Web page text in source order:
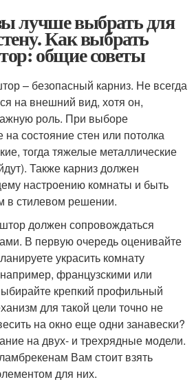
лучше выбрать для
Как выбрать
общие советы
– безопасный карниз. Не всегда
на внешний вид, хотя он,
роль. При выборе
состояние стен или потолка
тогда тяжелые металлические
Также карниз должен
настроению комнаты и быть
в стилевом решении.
должен сопровождаться
В первую очередь оценивайте
украсить комнату
французскими или
крепкий профильный
для такой цели точно не
на окно еще одни занавески?
на двух- и трехрядные модели.
Вам стоит взять
для них.